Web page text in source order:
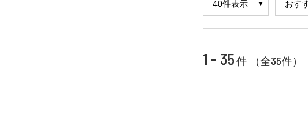
1 - 35 件 （全35件）